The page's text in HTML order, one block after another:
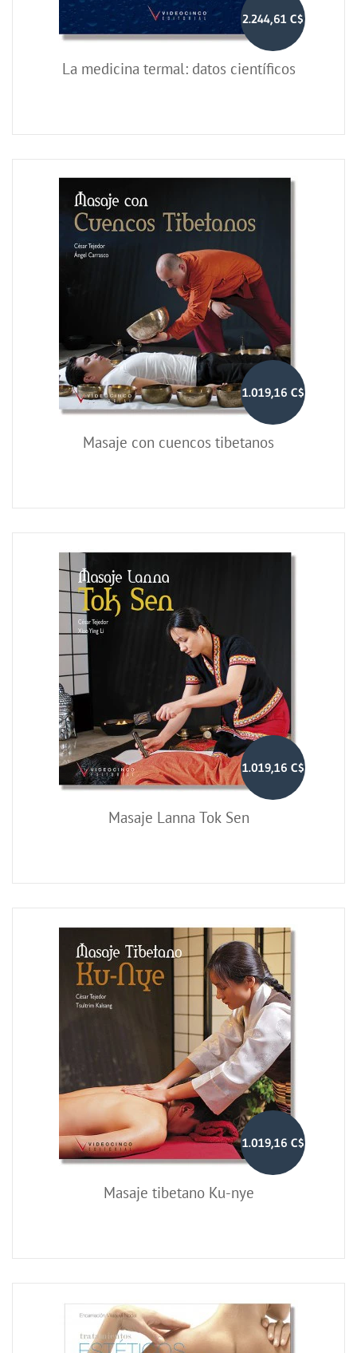
2.244,61 C$
La medicina termal: datos científicos
1.019,16 C$
Masaje con cuencos tibetanos
1.019,16 C$
Masaje Lanna Tok Sen
1.019,16 C$
Masaje tibetano Ku-nye